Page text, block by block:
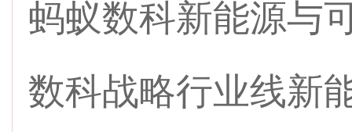
蚂蚁数科新能源与
数科战略行业线新